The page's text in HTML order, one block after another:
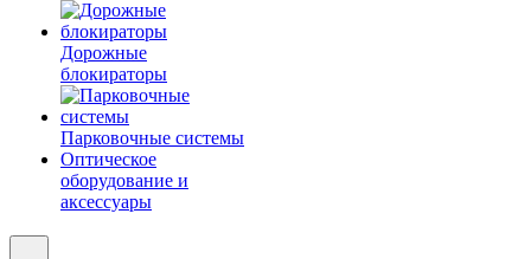
Дорожные
блокираторы
Парковочные системы
Оптическое
оборудование и
аксессуары